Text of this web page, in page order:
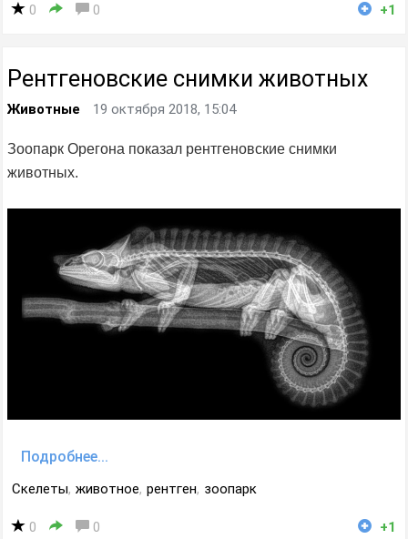
0 0 +1
Рентгеновские снимки животных
Животные 19 октября 2018, 15:04
Зоопарк Орегона показал рентгеновские снимки
животных.
Подробнее...
Скелеты, животное, рентген, зоопарк
0 0 +1